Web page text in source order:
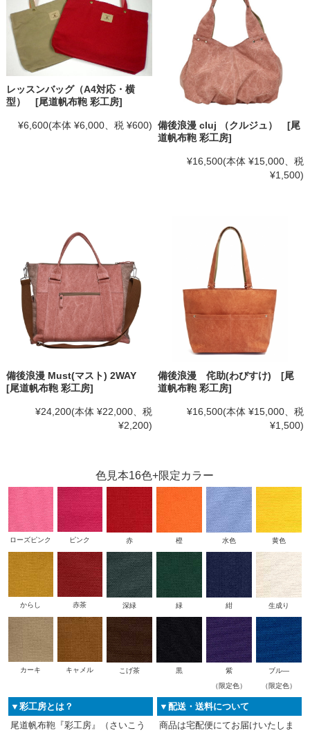
レッスンバッグ（A4対応・横
型） [尾道帆布鞄 彩工房]
¥6,600(本体 ¥6,000、税 ¥600) 備後浪漫 cluj （クルジュ） [尾
道帆布鞄 彩工房]
¥16,500(本体 ¥15,000、税
¥1,500)
備後浪漫 Must(マスト) 2WAY
[尾道帆布鞄 彩工房]
¥24,200(本体 ¥22,000、税
¥2,200)
備後浪漫 侘助(わびすけ) [尾
道帆布鞄 彩工房]
¥16,500(本体 ¥15,000、税
¥1,500)
色見本16色+限定カラー
ローズピンク ピンク 赤 橙 水色 黄色
からし 赤茶 深緑 緑 紺 生成り
カーキ キャメル こげ茶 黒
紫
（限定色）
ブル―
（限定色）
▼彩工房とは？
尾道帆布鞄『彩工房』（さいこう
▼配送・送料について
商品は宅配便にてお届けいたしま